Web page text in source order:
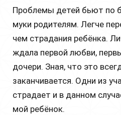
Проблемы детей бьют по
муки родителям. Легче
чем страдания ребёнка.
ждала первой любви,
дочери. Зная, что это
заканчивается. Одни из
страдает и в данном
мой ребёнок.